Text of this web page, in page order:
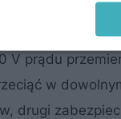
V prądu
w
drugi